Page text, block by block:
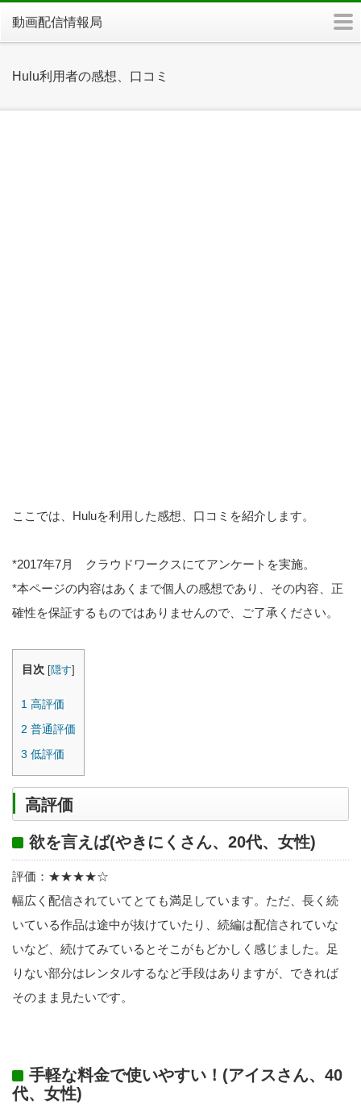
動画配信情報局
Hulu利用者の感想、口コミ
ここでは、Huluを利用した感想、口コミを紹介します。
*2017年7月 クラウドワークスにてアンケートを実施。
*本ページの内容はあくまで個人の感想であり、その内容、正
確性を保証するものではありませんので、ご了承ください。
目次 [隠す]
1 高評価
2 普通評価
3 低評価
高評価
欲を言えば(やきにくさん、20代、女性)
評価：★★★★☆
幅広く配信されていてとても満足しています。ただ、長く続
いている作品は途中が抜けていたり、続編は配信されていな
いなど、続けてみているとそこがもどかしく感じました。足
りない部分はレンタルするなど手段はありますが、できれば
そのまま見たいです。
手軽な料金で使いやすい！(アイスさん、40
代、女性)